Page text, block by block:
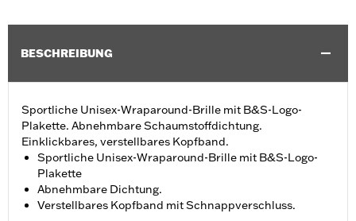
BESCHREIBUNG
Sportliche Unisex-Wraparound-Brille mit B&S-Logo-
Plakette. Abnehmbare Schaumstoffdichtung.
Einklickbares, verstellbares Kopfband.
Sportliche Unisex-Wraparound-Brille mit B&S-Logo-
Plakette
Abnehmbare Dichtung.
Verstellbares Kopfband mit Schnappverschluss.